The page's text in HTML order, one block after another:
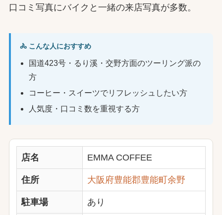
口コミ写真にバイクと一緒の来店写真が多数。
🚴 こんな人におすすめ
国道423号・るり溪・交野方面のツーリング派の
方
コーヒー・スイーツでリフレッシュしたい方
人気度・口コミ数を重視する方
店名 EMMA COFFEE
住所 大阪府豊能郡豊能町余野
駐車場 あり